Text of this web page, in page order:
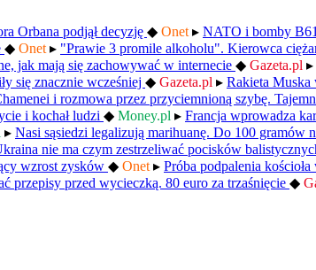
Orbana podjął decyzję ◆ Onet ▸ NATO i bomby
◆ Onet ▸ "Prawie 3 promile alkoholu". Kierowca
jak mają się zachowywać w internecie ◆ Gazeta.pl ▸
się znacznie wcześniej ◆ Gazeta.pl ▸ Rakieta Muska
i rozmowa przez przyciemnioną szybę.
i kochał ludzi ◆ Money.pl ▸ Francja wprowadza
▸ Nasi sąsiedzi legalizują marihuanę. Do 100 gramów
nie ma czym zestrzeliwać pocisków
wzrost zysków ◆ Onet ▸ Próba podpalenia
przepisy przed wycieczką. 80 euro za trzaśnięcie ◆